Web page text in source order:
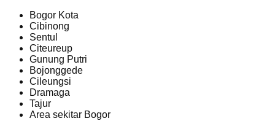
Bogor Kota
Cibinong
Sentul
Citeureup
Gunung Putri
Bojonggede
Cileungsi
Dramaga
Tajur
Area sekitar Bogor